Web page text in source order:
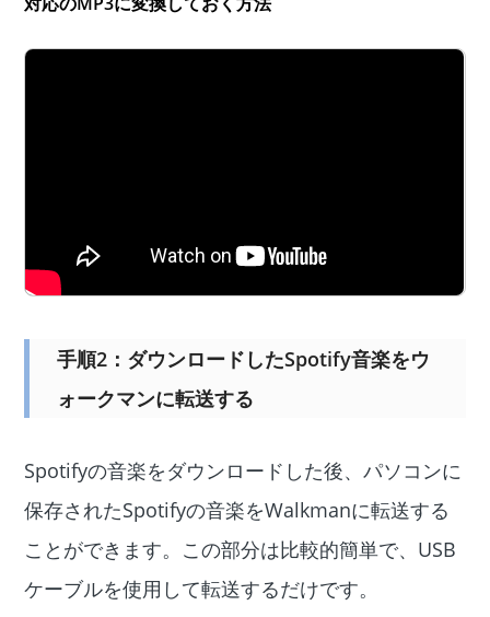
手順2：ダウンロードしたSpotify音楽をウ
ォークマンに転送する
Spotifyの音楽をダウンロードした後、パソコンに
保存されたSpotifyの音楽をWalkmanに転送する
ことができます。この部分は比較的簡単で、USB
ケーブルを使用して転送するだけです。